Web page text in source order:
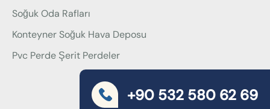
Soğuk Oda Rafları
Konteyner Soğuk Hava Deposu
Pvc Perde Şerit Perdeler
+90 532 580 62 69